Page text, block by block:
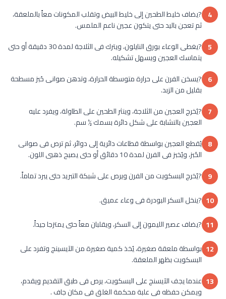
4 ?يضاف خليط الطحين إلى خليط البيض وتقلب المكونات معاً بالملعقة،
ثم تعجن باليد حتى يتكون عجين ناعم الملمس.
5
?يغطى الوعاء بورق النايلون، ويترك فى الثلاجة لمدة 30 دقيقة أو حتى
يتماسك العجين ويسهل تشكيله.
6 ?يسخن الفرن على حرارة متوسطة الحرارة، وتدهن صوانى خَبز مسطحة
بقليل من الزبد.
7 ?يُخرج العجين من الثلاجة، وينثر الطحين على الطاولة، ويفرد عليه
العجين بالنشابة على شكل دائرة بسمك ½ سم.
8 يُقطع العجين بواسطة قطاعات دائرية إلى دوائر، ثم ترص فى صوانى
الخَبز، ويُخبز فى الفرن لمدة 10 دقائق أو حتى يصبح ذهبى اللون.
9 ?يُخرج البسكويت من الفرن ويرص على شبكة التبريد حتى يبرد تماماً.
10 ?ينخل السكر البودرة فى وعاء عميق.
11 ?يضاف عصير الليمون إلى السكر، ويقلبان معاً حتى يمتزجا جيداً.
12 بواسطة ملعقة صغيرة، يُخذ كمية صغيرة من الآيسينج وتفرد على
البسكويت بظهر الملعقة.
13 عندما يجف الآيسنج على البسكويت، يرص فى طبق التقديم ويقدم،
ويمكن حفظه فى علبة محكمة الغلق فى مكان جاف .